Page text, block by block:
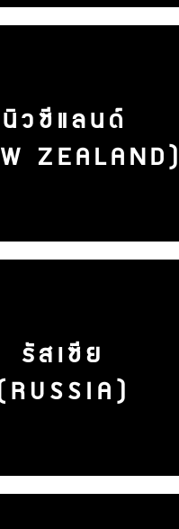
นิวซีแลนด์
ZEALAND)
รัสเซีย